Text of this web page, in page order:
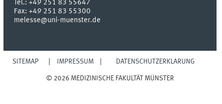
Tel.:+49 251 83 55647
Fax:+49 251 83 55300
melesse@uni-muenster.de
SITEMAP IMPRESSUM DATENSCHUTZERKLÄRUNG
© 2026 MEDIZINISCHE FAKULTÄT MÜNSTER